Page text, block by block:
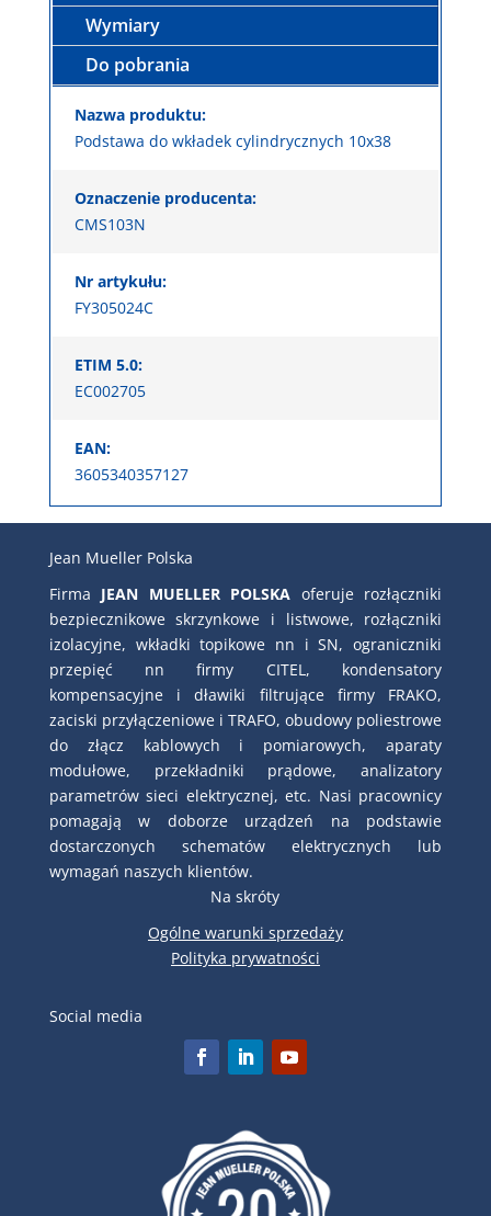
Wymiary
Do pobrania
Nazwa produktu:
Podstawa do wkładek cylindrycznych 10x38
Oznaczenie producenta:
CMS103N
Nr artykułu:
FY305024C
ETIM 5.0:
EC002705
EAN:
3605340357127
Jean Mueller Polska
Firma JEAN MUELLER POLSKA oferuje rozłączniki
bezpiecznikowe skrzynkowe i listwowe, rozłączniki
izolacyjne, wkładki topikowe nn i SN, ograniczniki
przepięć nn firmy CITEL, kondensatory
kompensacyjne i dławiki filtrujące firmy FRAKO,
zaciski przyłączeniowe i TRAFO, obudowy poliestrowe
do złącz kablowych i pomiarowych, aparaty
modułowe, przekładniki prądowe, analizatory
parametrów sieci elektrycznej, etc. Nasi pracownicy
pomagają w doborze urządzeń na podstawie
dostarczonych schematów elektrycznych lub
wymagań naszych klientów.
Na skróty
Ogólne warunki sprzedaży
Polityka prywatności
Social media